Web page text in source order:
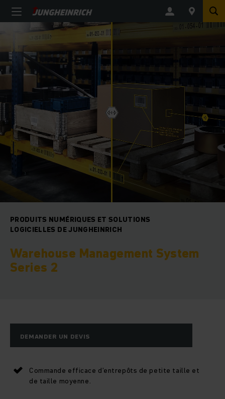
PRODUITS NUMÉRIQUES ET SOLUTIONS
LOGICIELLES DE JUNGHEINRICH
Warehouse Management System
Series 2
DEMANDER UN DEVIS
Commande efficace d’entrepôts de petite taille et
de taille moyenne.